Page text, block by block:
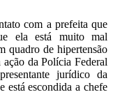
com a prefeita que
ela está muito mal
quadro de hipertensão
ação da Polícia Federal
jurídico da
está escondida a chefe